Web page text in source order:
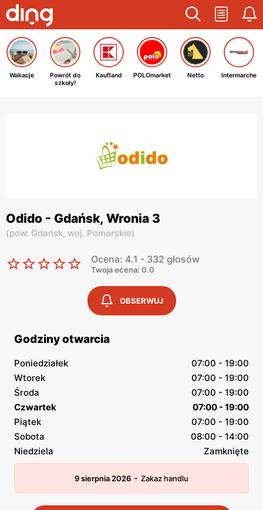
Wakacje
Powrót do
szkoły!
Kaufland POLOmarket Netto Intermarche
Odido - Gdańsk, Wronia 3
(pow. Gdańsk, woj. Pomorskie)
Ocena: 4.1 - 332 głosów
Twoja ocena: 0.0
OBSERWUJ
Godziny otwarcia
Poniedziałek
07:00 - 19:00
Wtorek
07:00 - 19:00
Środa
07:00 - 19:00
Czwartek
07:00 - 19:00
Piątek
07:00 - 19:00
Sobota
08:00 - 14:00
Niedziela
Zamknięte
9 sierpnia 2026 - Zakaz handlu